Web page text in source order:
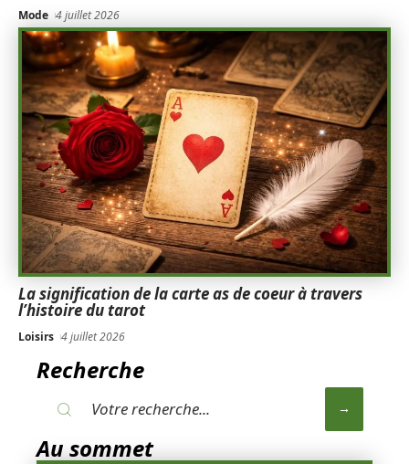
Mode 4 juillet 2026
La signification de la carte as de coeur à travers
l’histoire du tarot
Loisirs 4 juillet 2026
Recherche
Au sommet